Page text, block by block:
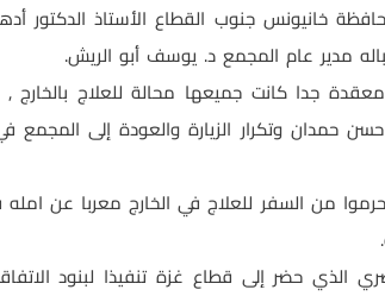
خانيونس جنوب القطاع الأستاذ الدكتور
مدير عام المجمع د. يوسف أبو الريش.
خلال يومين فقط 17 عملية نوعية ومعقدة جدا كانت جميعها
حسن حمدان وتكرار الزيارة والعودة إلى
من السفر للعلاج في الخارج معربا عن امله
الذي حضر إلى قطاع غزة تنفيذا لبنود